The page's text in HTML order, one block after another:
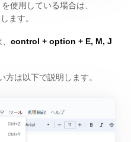
使用している場合は、
ます。
control + option + E, M, J
は以下で説明します。